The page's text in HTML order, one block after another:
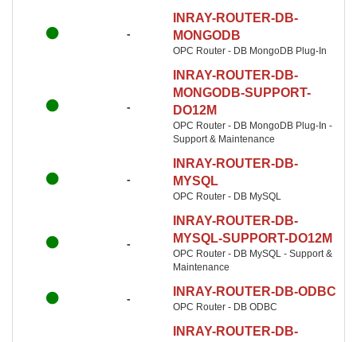
-
INRAY-ROUTER-DB-
MONGODB
OPC Router - DB MongoDB Plug-In
-
INRAY-ROUTER-DB-
MONGODB-SUPPORT-
DO12M
OPC Router - DB MongoDB Plug-In -
Support & Maintenance
-
INRAY-ROUTER-DB-
MYSQL
OPC Router - DB MySQL
-
INRAY-ROUTER-DB-
MYSQL-SUPPORT-DO12M
OPC Router - DB MySQL - Support &
Maintenance
- INRAY-ROUTER-DB-ODBC
OPC Router - DB ODBC
INRAY-ROUTER-DB-